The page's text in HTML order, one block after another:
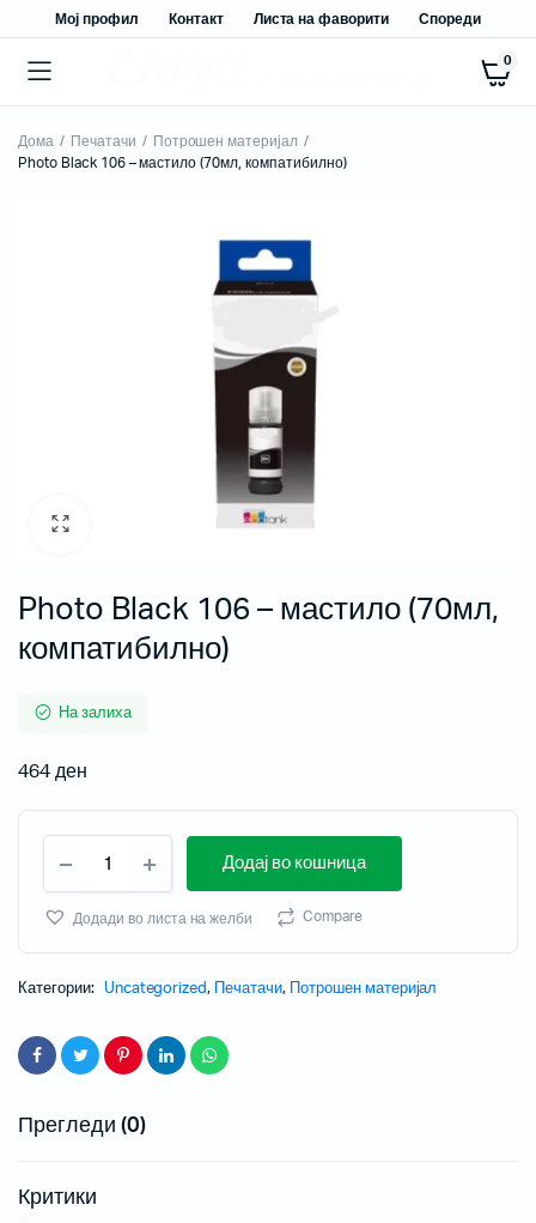
Мој профил Контакт Листа на фаворити Спореди
0
Дома Печатачи
Потрошен материјал
Photo Black 106 – мастило (70мл, компатибилно)
Photo Black 106 – мастило (70мл,
компатибилно)
На залиха
464ден
Додај во кошница
Додади во листа на желби Compare
Категории: Uncategorized, Печатачи, Потрошен материјал
Прегледи (0)
Критики